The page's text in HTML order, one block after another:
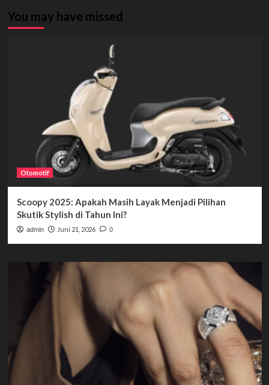
You may have missed
Otomotif
Scoopy 2025: Apakah Masih Layak Menjadi Pilihan
Skutik Stylish di Tahun Ini?
admin Juni 21, 2026 0